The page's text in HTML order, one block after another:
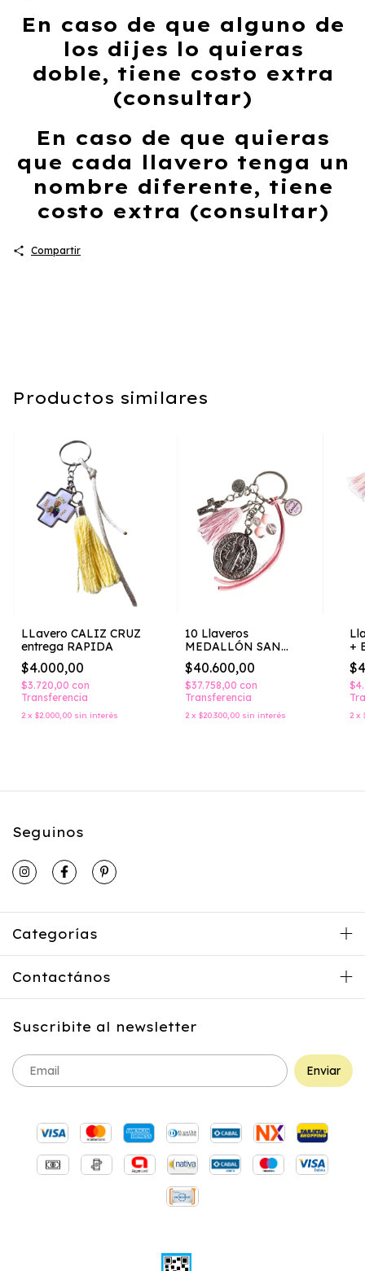
En caso de que alguno de
los dijes lo quieras
doble, tiene costo extra
(consultar)
En caso de que quieras
que cada llavero tenga un
nombre diferente, tiene
costo extra (consultar)
Compartir
Productos similares
LLavero CALIZ CRUZ
entrega RAPIDA
$4.000,00
$3.720,00 con
Transferencia
2 x $2.000,00 sin interés
10 Llaveros
MEDALLÓN SAN
BENITO
$40.600,00
$37.758,00con
Transferencia
2 x$20.300,00 sin interés
+
2 x
Seguinos
Categorías
Contactános
Suscribite al newsletter